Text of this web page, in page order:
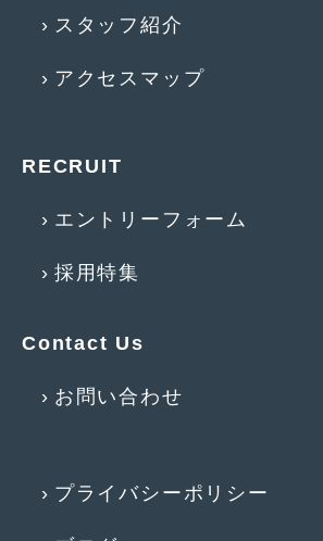
スタッフ紹介
アクセスマップ
RECRUIT
エントリーフォーム
採用特集
Contact Us
お問い合わせ
プライバシーポリシー